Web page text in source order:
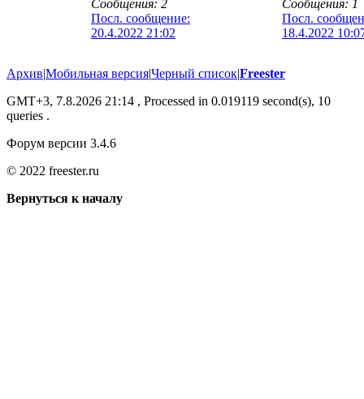
Сообщения: 2
Посл. сообщение:
20.4.2022 21:02
Сообщения: 1
Посл.
18.4.2022
Архив|Мобильная версия|Черный список|Freester
GMT+3, 7.8.2026 21:14 , Processed in 0.019119 second(s), 10
queries .
Форум версии 3.4.6
© 2022 freester.ru
Вернуться к началу